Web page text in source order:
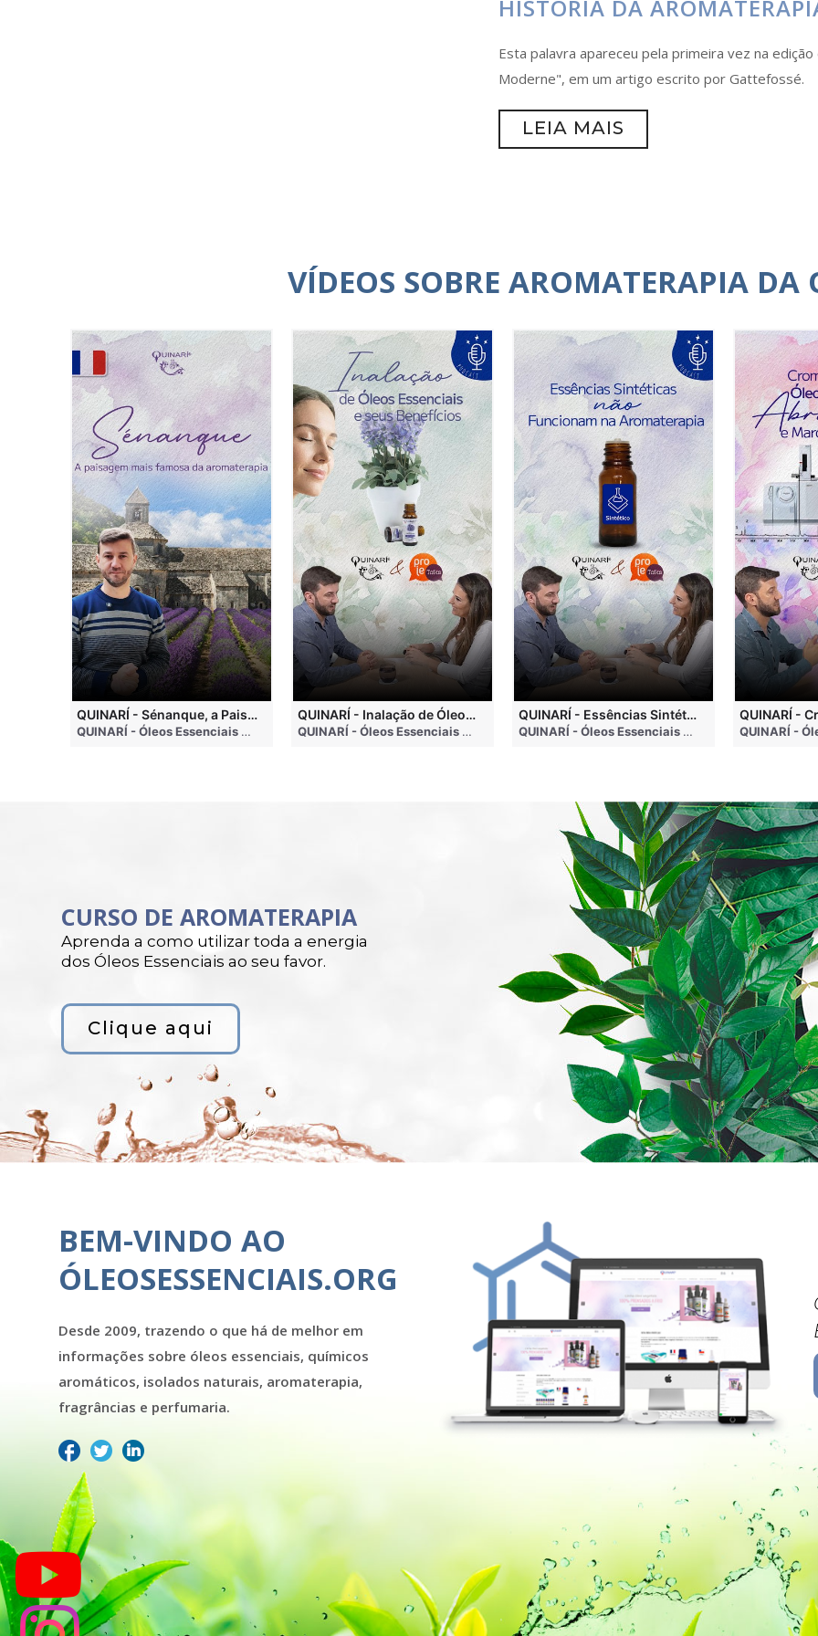
HISTÓRIA DA
Esta palavra apareceu pela primeira vez na
Moderne", em um artigo escrito por Gattefossé.
LEIA MAIS
VÍDEOS SOBRE AROMATERAPIA DA
• 4 months ago
QUINARÍ - Sénanque, a Paisagem Mais Famosa da Aromaterapia
QUINARÍ - Óleos Essenciais e Aromaterapia • 3 weeks ago
QUINARÍ - Inalação de Óleos Essenciais e Seus Benefícios
QUINARÍ - Óleos Essenciais e Aromaterapia • 3 months ago
QUINARÍ - Essências Sintéticas NÃO Funcionam na Aromaterapia
QUINARÍ - Óleos Essenciais e Aromaterapia • 3
CURSO DE AROMATERAPIA
Aprenda a como utilizar toda a energia
dos Óleos Essenciais ao seu favor.
Clique aqui
BEM-VINDO AO
ÓLEOSESSENCIAIS.ORG
Desde 2009, trazendo o que há de melhor em
informações sobre óleos essenciais, químicos
aromáticos, isolados naturais, aromaterapia,
fragrâncias e perfumaria.